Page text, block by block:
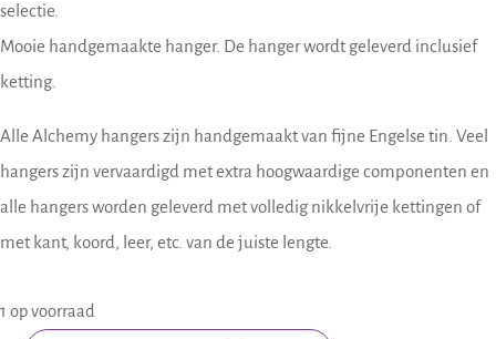
selectie.
Mooie handgemaakte hanger. De hanger wordt geleverd inclusief
ketting.
Alle Alchemy hangers zijn handgemaakt van fijne Engelse tin. Veel
hangers zijn vervaardigd met extra hoogwaardige componenten en
alle hangers worden geleverd met volledig nikkelvrije kettingen of
met kant, koord, leer, etc. van de juiste lengte.
1 op voorraad